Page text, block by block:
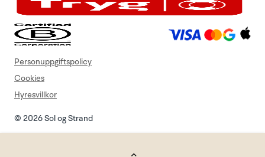
© 2026 Sol og Strand
Personuppgiftspolicy
Cookies
Hyresvillkor